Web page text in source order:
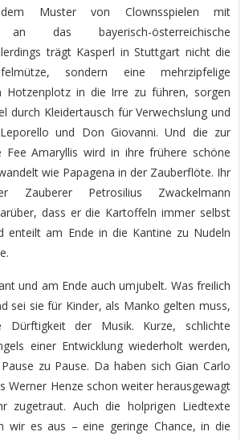
Muster von Clownsspielen mit
an das bayerisch-österreichische
trägt Kasperl in Stuttgart nicht die
sondern eine mehrzipfelige
Hotzenplotz in die Irre zu führen, sorgen
durch Kleidertausch für Verwechslung und
und Don Giovanni. Und die zur
Fee Amaryllis wird in ihre frühere schöne
wie Papagena in der Zauberflöte. Ihr
Zauberer Petrosilius Zwackelmann
dass er die Kartoffeln immer selbst
enteilt am Ende in die Kantine zu Nudeln
und am Ende auch umjubelt. Was freilich
sei sie für Kinder, als Manko gelten muss,
Dürftigkeit der Musik. Kurze, schlichte
einer Entwicklung wiederholt werden,
zu Pause. Da haben sich Gian Carlo
Werner Henze schon weiter herausgewagt
zugetraut. Auch die holprigen Liedtexte
wir es aus – eine geringe Chance, in die